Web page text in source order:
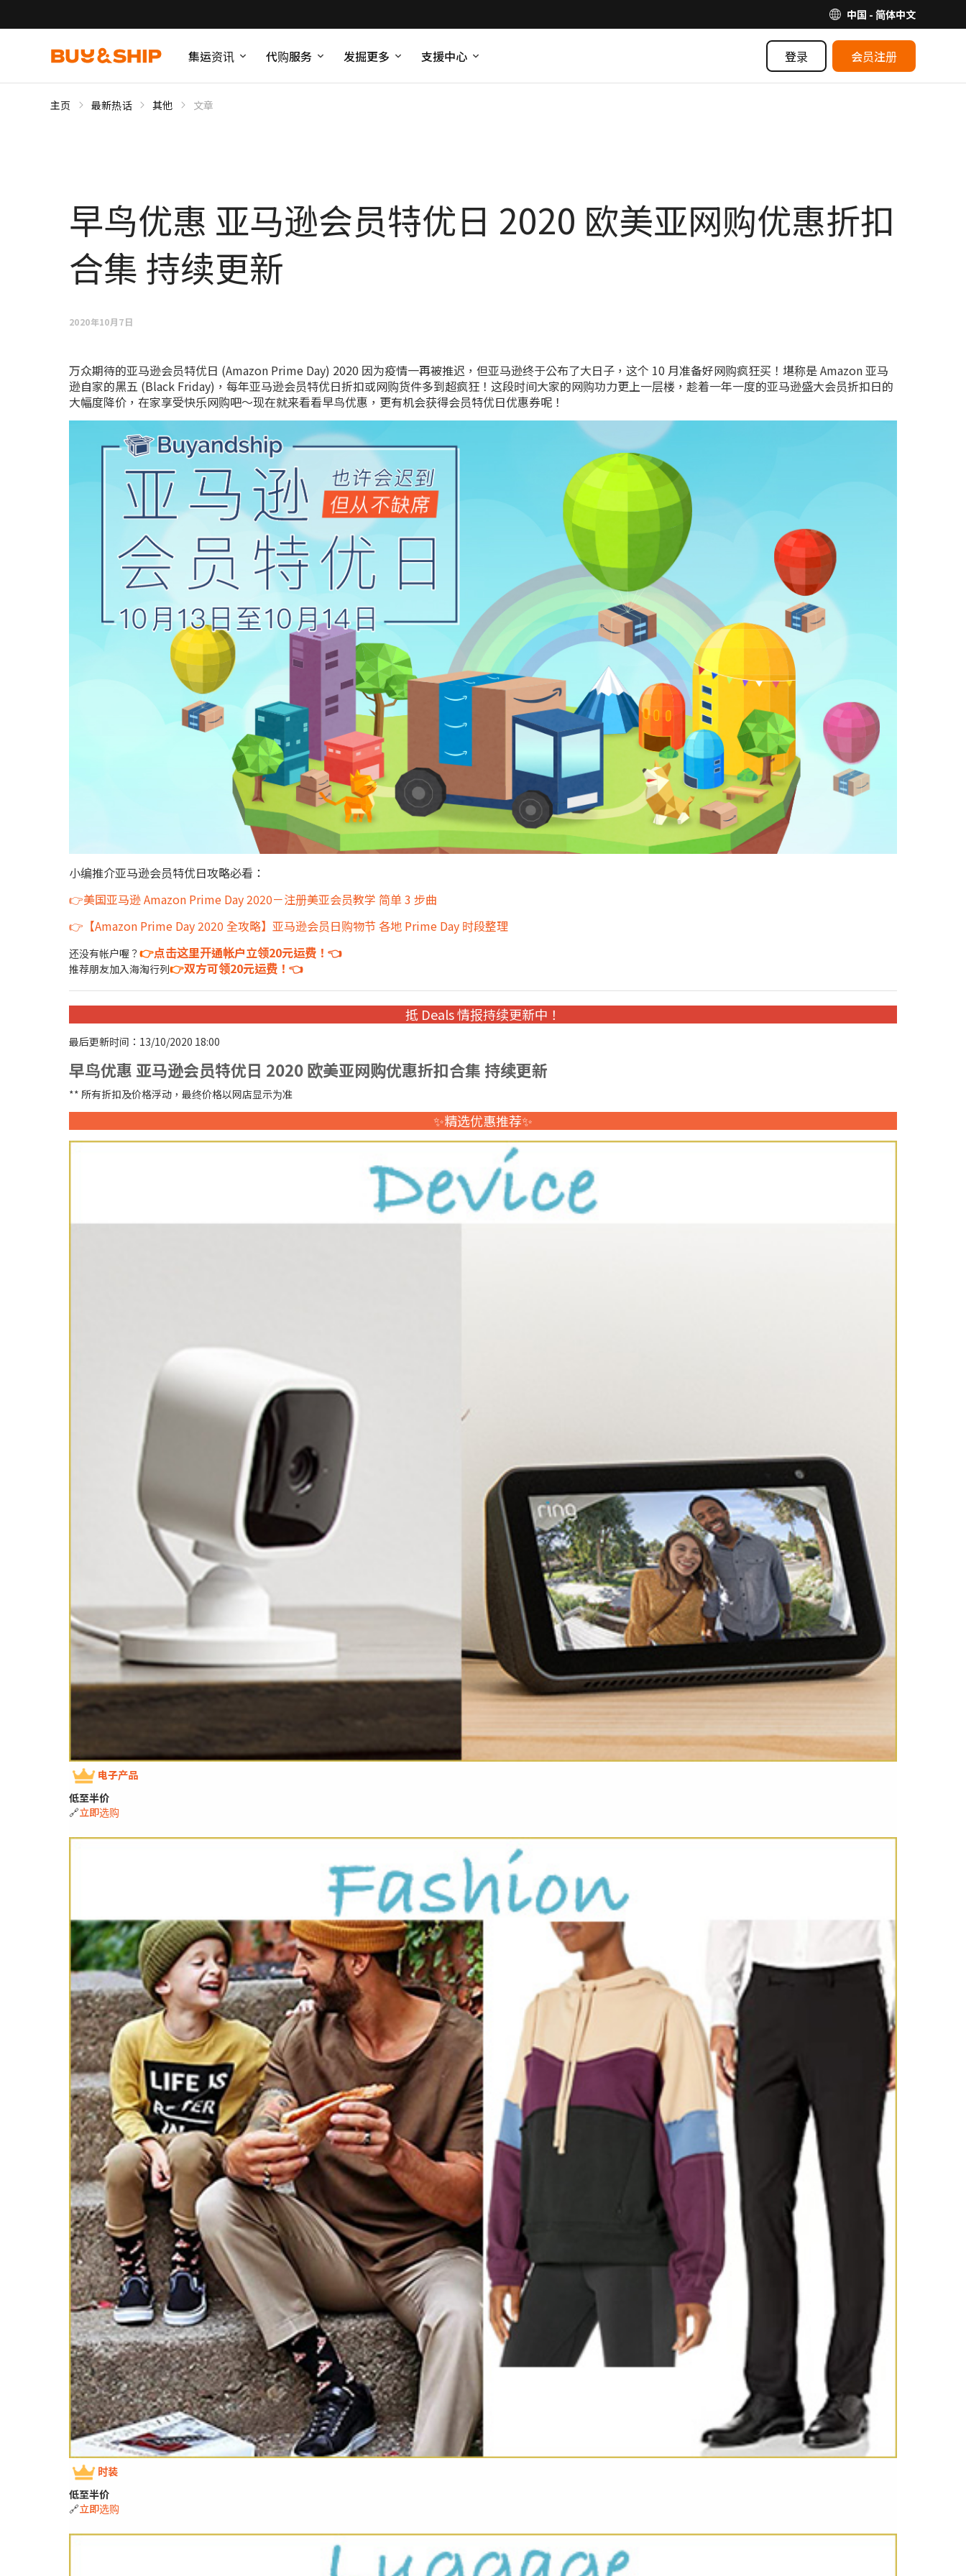
中国 - 简体中文
集运资讯 代购服务 发掘更多 支援中心 登录 会员注册
主页 最新热话 其他 文章
早鸟优惠 亚马逊会员特优日 2020 欧美亚网购优惠折扣
合集 持续更新
2020年10月7日
万众期待的亚马逊会员特优日 (Amazon Prime Day) 2020 因为疫情一再被推迟，但亚马逊终于公布了大日子，这个 10 月准备好网购疯狂买！堪称是 Amazon 亚马
逊自家的黑五 (Black Friday)，每年亚马逊会员特优日折扣或网购货件多到超疯狂！这段时间大家的网购功力更上一层楼，趁着一年一度的亚马逊盛大会员折扣日的
大幅度降价，在家享受快乐网购吧～现在就来看看早鸟优惠，更有机会获得会员特优日优惠券呢！
小编推介亚马逊会员特优日攻略必看：
👉美国亚马逊 Amazon Prime Day 2020－注册美亚会员教学 简单 3 步曲
👉【Amazon Prime Day 2020 全攻略】亚马逊会员日购物节 各地 Prime Day 时段整理
还没有帐户喔？👉点击这里开通帐户立领20元运费！👈
推荐朋友加入海淘行列👉双方可领20元运费！👈
抵 Deals 情报持续更新中！
最后更新时间：13/10/2020 18:00
早鸟优惠 亚马逊会员特优日 2020 欧美亚网购优惠折扣合集 持续更新
** 所有折扣及价格浮动，最终价格以网店显示为准
✨精选优惠推荐✨
电子产品
低至半价
🔗立即选购
时装
低至半价
🔗立即选购